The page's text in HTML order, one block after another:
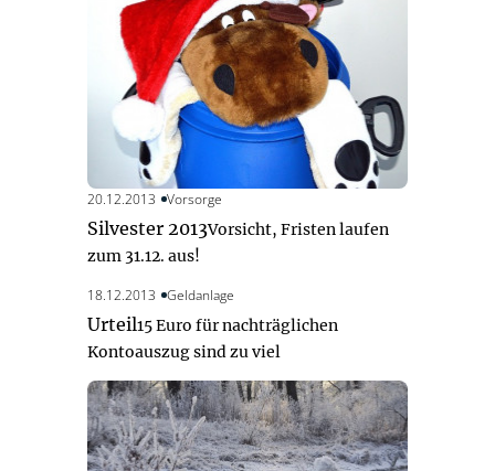
20.12.2013 Vorsorge
Silvester 2013Vorsicht, Fristen laufen
zum 31.12. aus!
18.12.2013 Geldanlage
Urteil15 Euro für nachträglichen
Kontoauszug sind zu viel